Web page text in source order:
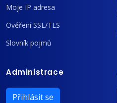
Moje IP adresa
Ověření SSL/TLS
Slovník pojmů
Administrace
Přihlásit se